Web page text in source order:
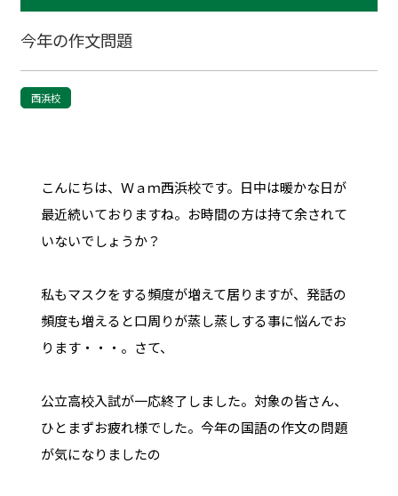
今年の作文問題
西浜校
こんにちは、Ｗａｍ西浜校です。日中は暖かな日が
最近続いておりますね。お時間の方は持て余されて
いないでしょうか？
私もマスクをする頻度が増えて居りますが、発話の
頻度も増えると口周りが蒸し蒸しする事に悩んでお
ります・・・。さて、
公立高校入試が一応終了しました。対象の皆さん、
ひとまずお疲れ様でした。今年の国語の作文の問題
が気になりましたの